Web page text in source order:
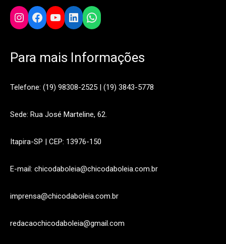
Instagram
Facebook
YouTube
LinkedIn
WhatsApp
Para mais Informações
Telefone: (19) 98308-2525 | (19) 3843-5778
Sede: Rua José Marteline, 62.
Itapira-SP | CEP: 13976-150
E-mail: chicodaboleia@chicodaboleia.com.br
imprensa@chicodaboleia.com.br
redacaochicodaboleia@gmail.com